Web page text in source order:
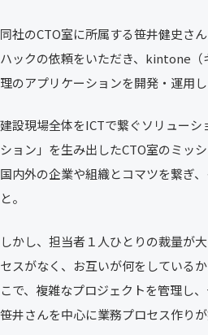
同社のCTO室に所属する笹井健史さ
ハックの依頼をいただき、kintone（
理のアプリケーションを開発・運用し
建設現場全体をICTで繋ぐソリュー
ション」を生み出したCTO室のミッ
国内外の企業や組織とコマツを繋ぎ
と。
しかし、担当者１人ひとりの裁量が
セスがなく、お互いが何をしている
こで、複雑なプロジェクトを管理し
笹井さんを中心に業務プロセス作りが